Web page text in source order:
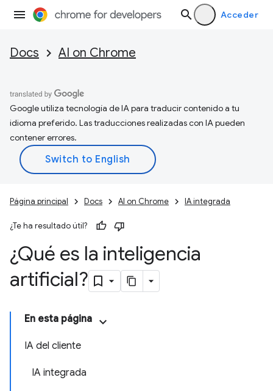
Acceder
Docs AI on Chrome
Google utiliza tecnología de IA para traducir contenido a tu
idioma preferido. Las traducciones realizadas con IA pueden
contener errores.
Página principal Docs AI on Chrome IA integrada
¿Te ha resultado útil?
¿Qué es la inteligencia
artificial?
En esta página
IA del cliente
IA integrada